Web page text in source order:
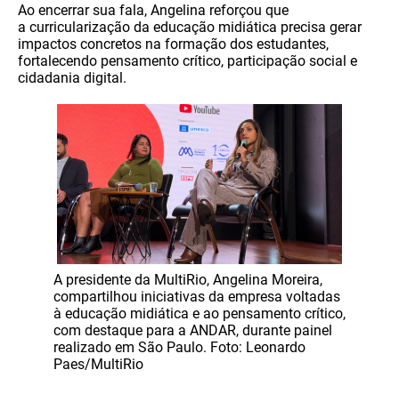
Ao encerrar sua fala, Angelina reforçou que
a curricularização da educação midiática precisa gerar
impactos concretos na formação dos estudantes,
fortalecendo pensamento crítico, participação social e
cidadania digital.
A presidente da MultiRio, Angelina Moreira,
compartilhou iniciativas da empresa voltadas
à educação midiática e ao pensamento crítico,
com destaque para a ANDAR, durante painel
realizado em São Paulo. Foto: Leonardo
Paes/MultiRio